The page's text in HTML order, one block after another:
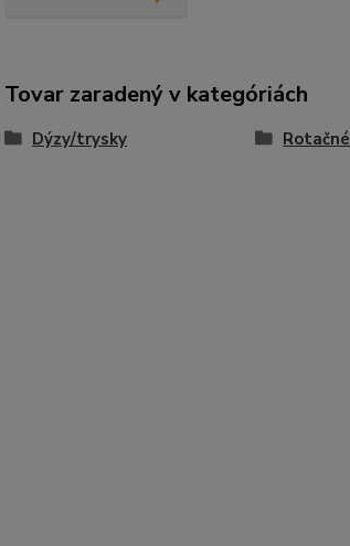
Tovar zaradený v kategóriách
Dýzy/trysky Rotačné